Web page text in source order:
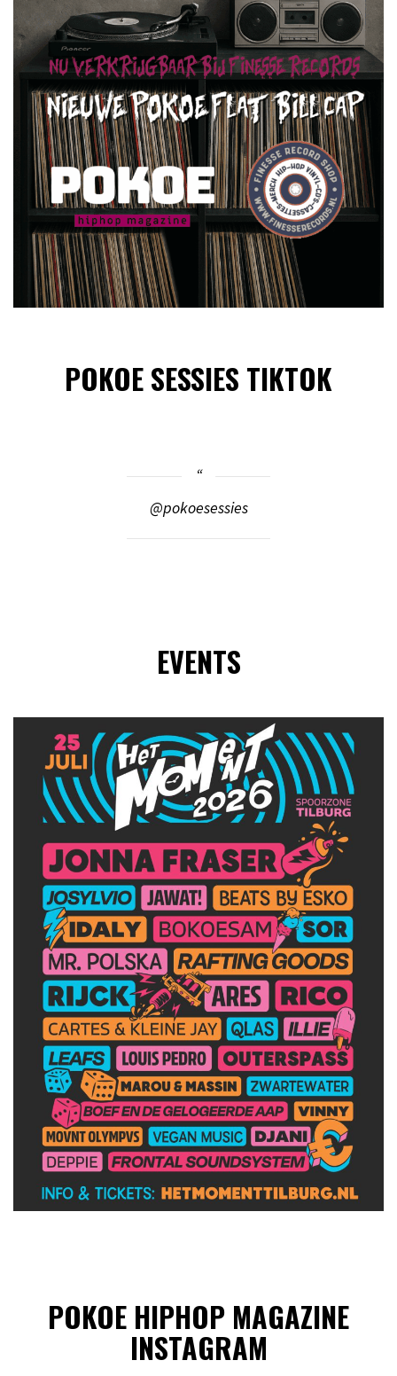
POKOE SESSIES TIKTOK
@pokoesessies
EVENTS
POKOE HIPHOP MAGAZINE
INSTAGRAM